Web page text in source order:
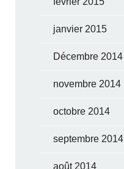
janvier 2015
Décembre 2014
novembre 2014
octobre 2014
septembre 2014
août 2014